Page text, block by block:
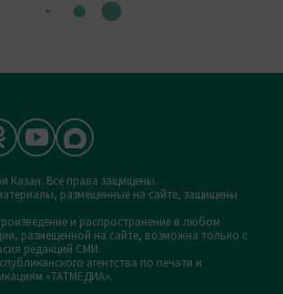
Казан. Все права защищены.
размещенные на сайте, защищены
и распространение в любом
размещенной на сайте, возможна только с
редакций СМИ.
агентства по печати и
«ТАТМЕДИА».